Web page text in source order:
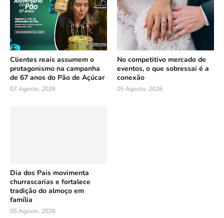
Clientes reais assumem o
protagonismo na campanha
de 67 anos do Pão de Açúcar
07 Agosto, 2026
No competitivo mercado de
eventos, o que sobressai é a
conexão
05 Agosto, 2026
Dia dos Pais movimenta
churrascarias e fortalece
tradição do almoço em
família
05 Agosto, 2026